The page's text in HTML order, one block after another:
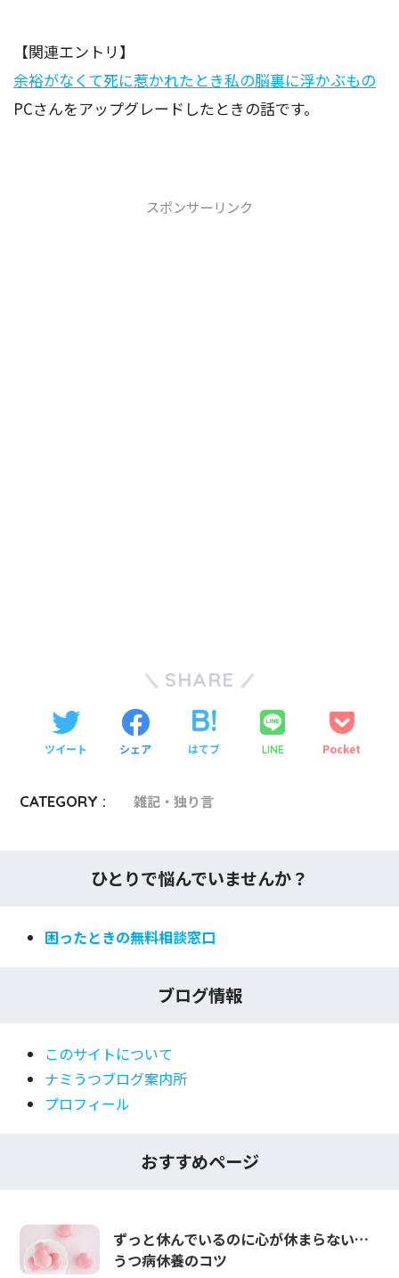
【関連エントリ】
余裕がなくて死に惹かれたとき私の脳裏に浮かぶもの
PCさんをアップグレードしたときの話です。
スポンサーリンク
SHARE
ツイート シェア はてブ LINE Pocket
CATEGORY : 雑記・独り言
ひとりで悩んでいませんか？
困ったときの無料相談窓口
ブログ情報
このサイトについて
ナミうつブログ案内所
プロフィール
おすすめページ
ずっと休んでいるのに心が休まらない…
うつ病休養のコツ